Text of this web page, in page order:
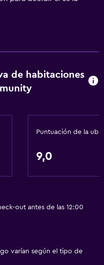
de habitaciones
Puntuación de la
9,0
out antes de las 12:00
varían según el tipo de